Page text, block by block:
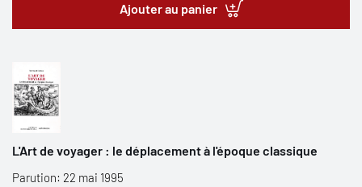
Ajouter au panier
L'Art de voyager : le déplacement à l'époque classique
Parution: 22 mai 1995